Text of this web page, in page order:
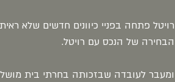
רויטל פתחה בפניי כיוונים חדשים שלא
הבחירה של הנכס עם רויטל.
ומעבר לעובדה שבזכותה בחרתי בית